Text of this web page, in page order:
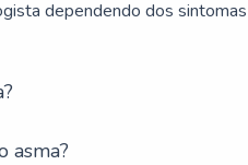
dependendo dos sintomas
asma?